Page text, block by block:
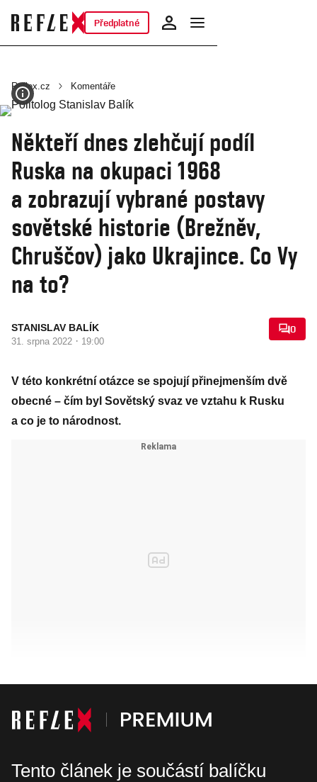
Předplatné
Reflex.cz Komentáře
Někteří dnes zlehčují podíl
Ruska na okupaci 1968
a zobrazují vybrané postavy
sovětské historie (Brežněv,
Chruščov) jako Ukrajince. Co Vy
na to?
STANISLAV BALÍK
31. srpna 2022 · 19:00
0
V této konkrétní otázce se spojují přinejmenším dvě
obecné – čím byl Sovětský svaz ve vztahu k Rusku
a co je to národnost.
Tento článek je součástí balíčku